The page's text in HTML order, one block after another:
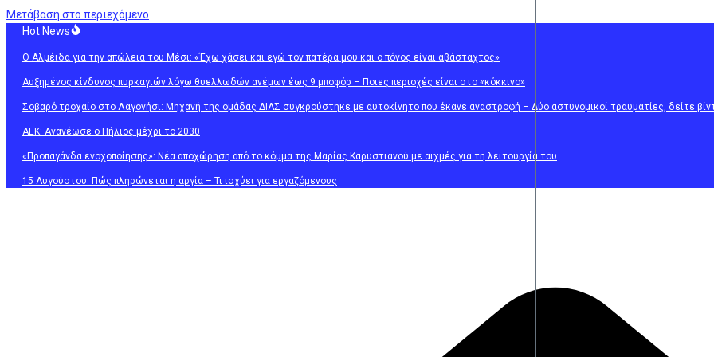
Μετάβαση στο περιεχόμενο
Hot News
O Αλμέιδα για την απώλεια του Μέσι: «Έχω χάσει και εγώ τον πατέρα μου και ο πόνος είναι αβάσταχτος»
Αυξημένος κίνδυνος πυρκαγιών λόγω θυελλωδών ανέμων έως 9 μποφόρ – Ποιες περιοχές είναι στο «κόκκινο»
Σοβαρό τροχαίο στο Λαγονήσι: Μηχανή της ομάδας ΔΙΑΣ συγκρούστηκε με αυτοκίνητο που έκανε αναστροφή – Δύο αστυνομικοί τραυματίες, δείτε
ΑΕΚ: Ανανέωσε ο Πήλιος μέχρι το 2030
«Προπαγάνδα ενοχοποίησης»: Νέα αποχώρηση από το κόμμα της Μαρίας Καρυστιανού με αιχμές για τη λειτουργία του
15 Αυγούστου: Πώς πληρώνεται η αργία – Τι ισχύει για εργαζόμενους